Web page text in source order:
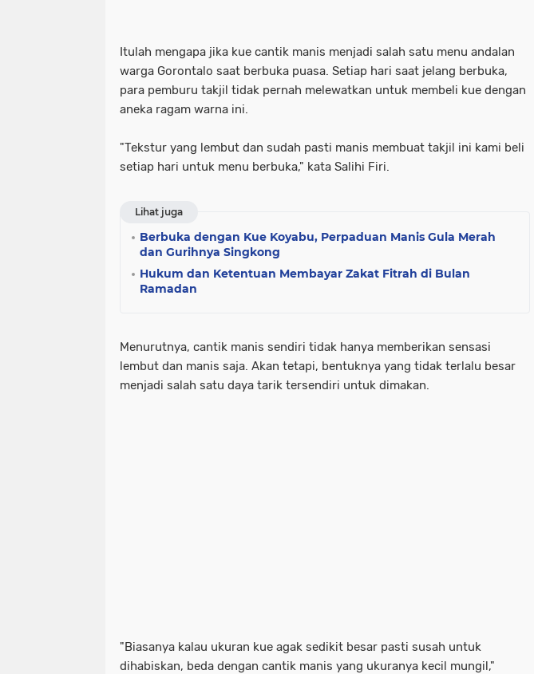
Itulah mengapa jika kue cantik manis menjadi salah satu menu andalan
warga Gorontalo saat berbuka puasa. Setiap hari saat jelang berbuka,
para pemburu takjil tidak pernah melewatkan untuk membeli kue dengan
aneka ragam warna ini.
"Tekstur yang lembut dan sudah pasti manis membuat takjil ini kami beli
setiap hari untuk menu berbuka," kata Salihi Firi.
Lihat juga
Berbuka dengan Kue Koyabu, Perpaduan Manis Gula Merah
dan Gurihnya Singkong
Hukum dan Ketentuan Membayar Zakat Fitrah di Bulan
Ramadan
Menurutnya, cantik manis sendiri tidak hanya memberikan sensasi
lembut dan manis saja. Akan tetapi, bentuknya yang tidak terlalu besar
menjadi salah satu daya tarik tersendiri untuk dimakan.
"Biasanya kalau ukuran kue agak sedikit besar pasti susah untuk
dihabiskan, beda dengan cantik manis yang ukuranya kecil mungil,"